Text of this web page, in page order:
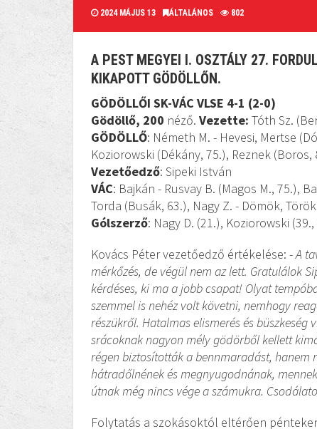
2024 MÁJUS 13 ÁLTALÁNOS 802
A PEST MEGYEI I. OSZTÁLY 27.
KIKAPOTT GÖDÖLLŐN.
GÖDÖLLŐI SK-VÁC VLSE 4-1 (2-0)
Gödöllő, 200 néző. Vezette: Tóth Sz.
GÖDÖLLŐ: Németh M. - Hevesi, Mertse
Koziorowski (Dékány, 75.), Reznek
Vezetőedző: Sipeki István
VÁC: Bajkán - Rusvay B. (Magos M., 75.),
Torda (Busák, 63.), Nagy Z. - Dömök,
Gólszerző: Nagy D. (21.), Koziorowski
Kovács Péter vezetőedző értékelése: -A
mérkőzés, de végül nem az lett. Gratulálok
kérdéses, ki ma a jobb csapat! Olyat
szemmel is nehéz volt követni, nemhogy
részükről. Hatalmas elismerés és
srácoknak nagyon mély gödörből kellett
régen biztosították a bennmaradást, hanem
hátradőlnének és megnyugodnának,
útnak még nincs vége a számukra.
Folytatás a szokásoktól eltérően